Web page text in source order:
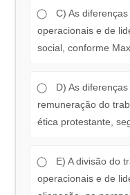
C) As
operacionais e de
social, conforme
D) As
remuneração do
ética protestante,
E) A divisão do
operacionais e de